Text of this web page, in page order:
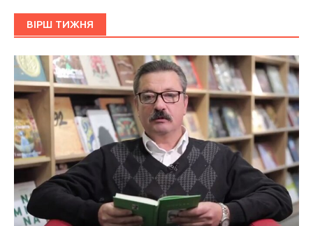
ВІРШ ТИЖНЯ